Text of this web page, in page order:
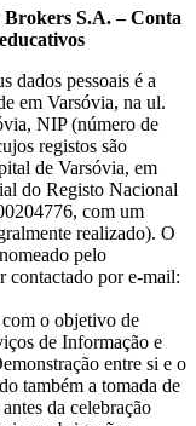
S.A. – Conta
dados pessoais é a
em Varsóvia, na ul.
NIP (número de
registos são
de Varsóvia, em
do Registo Nacional
com um
realizado). O
pelo
contactado por e-mail:
com o objetivo de
de Informação e
entre si e o
também a tomada de
da celebração